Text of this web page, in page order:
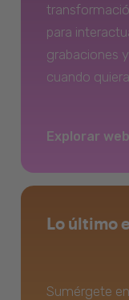
para
grabaciones
cuando
Explorar
Lo último
Sumérgete